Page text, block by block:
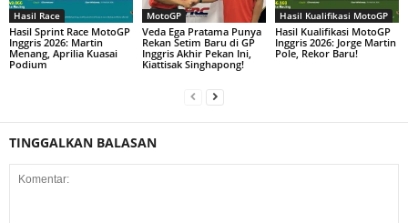
Hasil Race
Hasil Sprint Race MotoGP
Inggris 2026: Martin
Menang, Aprilia Kuasai
Podium
MotoGP
Veda Ega Pratama Punya
Rekan Setim Baru di GP
Inggris Akhir Pekan Ini,
Kiattisak Singhapong!
Hasil Kualifikasi MotoGP
Hasil Kualifikasi MotoGP
Inggris 2026: Jorge Martin
Pole, Rekor Baru!
TINGGALKAN BALASAN